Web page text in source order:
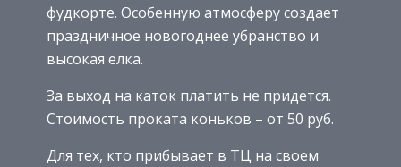
фудкорте. Особенную атмосферу создает
праздничное новогоднее убранство и
высокая елка.
За выход на каток платить не придется.
Стоимость проката коньков – от 50 руб.
Для тех, кто прибывает в ТЦ на своем